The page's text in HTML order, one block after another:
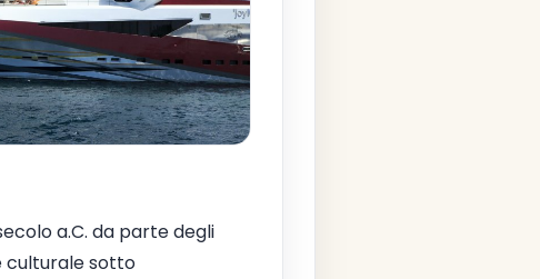
a.C. da parte degli
culturale sotto